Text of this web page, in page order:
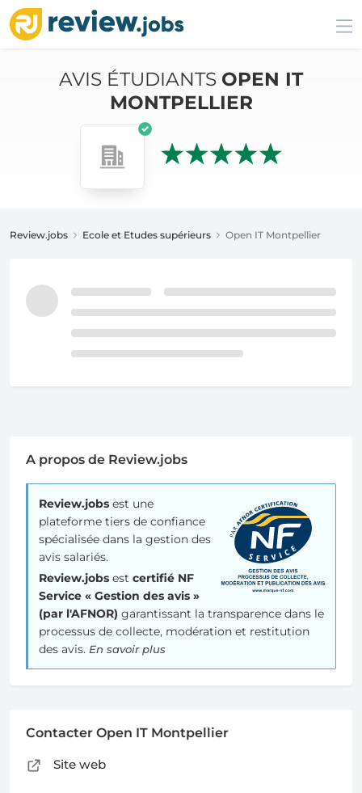
AVIS ÉTUDIANTS OPEN IT
MONTPELLIER
Review.jobs Ecole et Etudes supérieurs Open IT Montpellier
A propos de Review.jobs
Review.jobs est une
plateforme tiers de confiance
spécialisée dans la gestion des
avis salariés.
Review.jobs est certifié NF
Service « Gestion des avis »
(par l'AFNOR) garantissant la transparence dans le
processus de collecte, modération et restitution
des avis. En savoir plus
Contacter Open IT Montpellier
Site web